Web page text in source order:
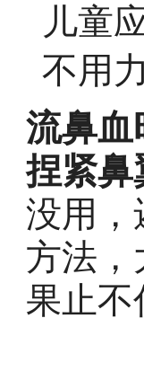
儿童
不用
流鼻
捏紧鼻
没用
方法
果止